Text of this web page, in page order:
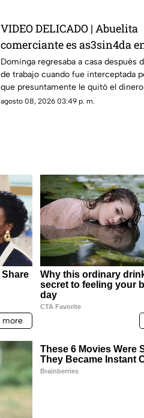
VIDEO DELICADO | Abuelita
comerciante es as3sin4da
por 90 pesos
Dominga regresaba a casa después
de trabajo cuando fue interceptada
que presuntamente le quitó el dinero
agosto 08, 2026 03:49 p. m.